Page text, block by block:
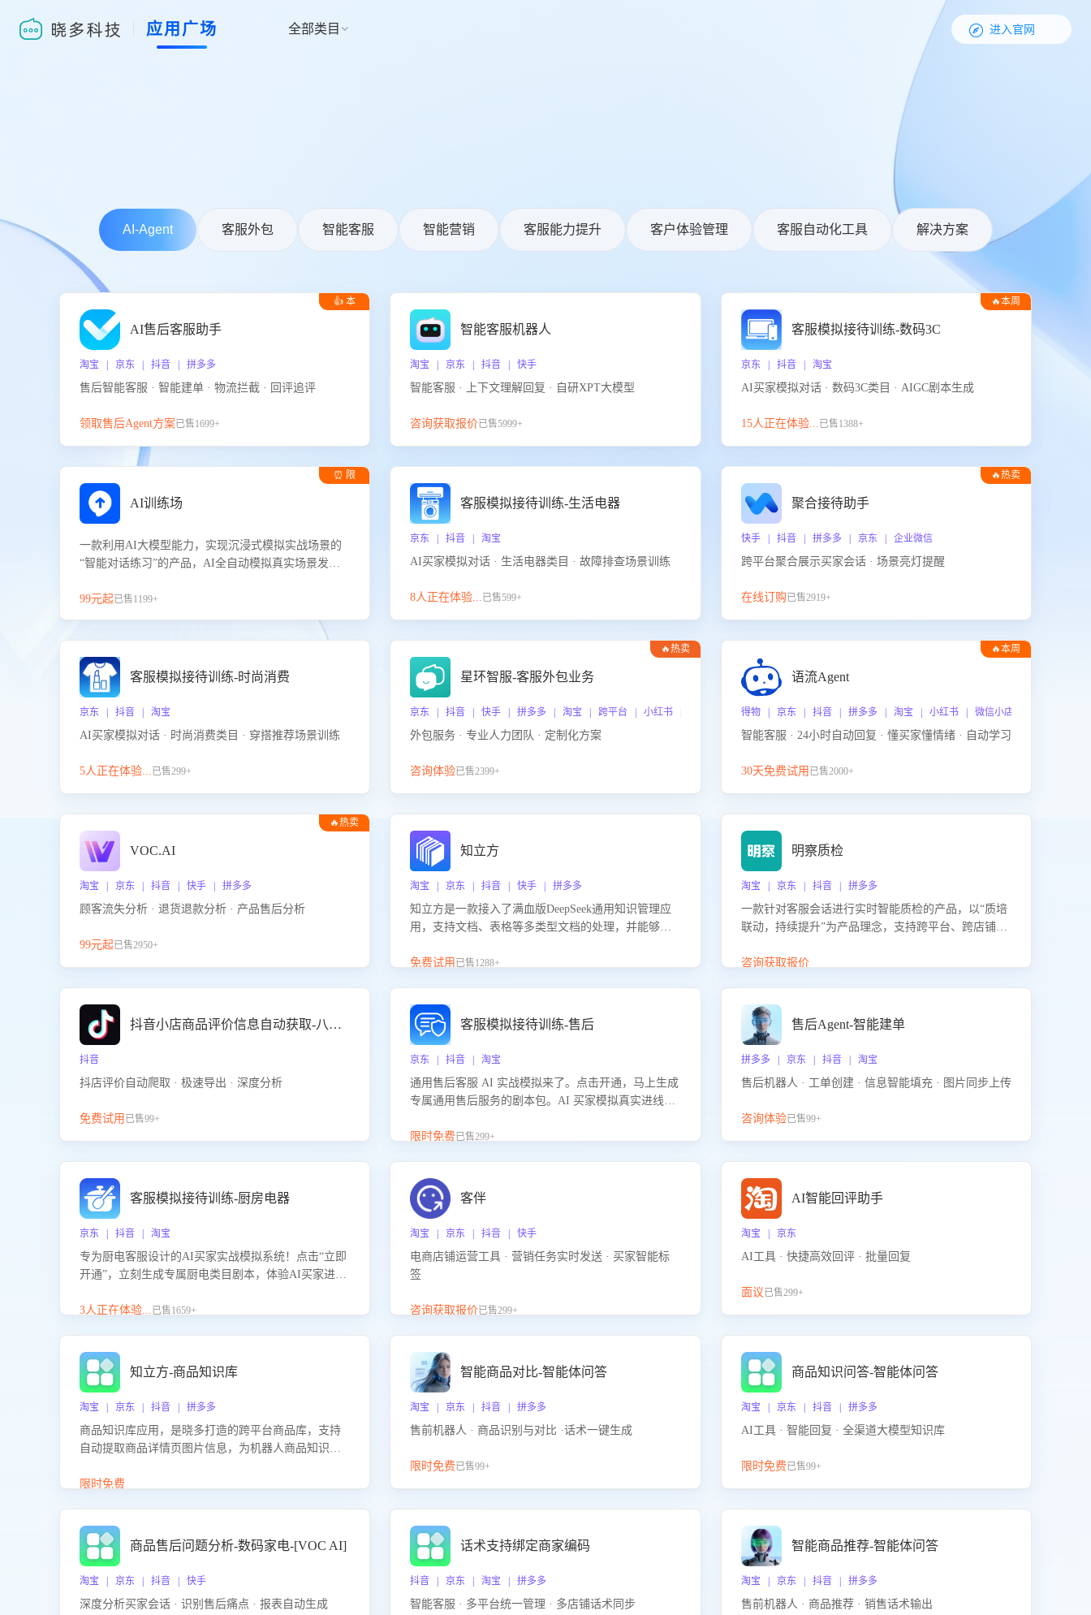
应用广场 全部类目   进入官网
AI-Agent 客服外包 智能客服 智能营销 客服能力提升 客户体验管理 客服自动化工具 解决方案
👍 本
AI售后客服助手
淘宝 | 京东 | 抖音 | 拼多多
售后智能客服 · 智能建单 · 物流拦截 · 回评追评
领取售后Agent方案已售1699+
智能客服机器人
淘宝 | 京东 | 抖音 | 快手
智能客服 · 上下文理解回复 · 自研XPT大模型
咨询获取报价已售5999+
🔥本周
客服模拟接待训练-数码3C
京东 | 抖音 | 淘宝
AI买家模拟对话 · 数码3C类目 · AIGC剧本生成
15人正在体验...已售1388+
⏰ 限
AI训练场
一款利用AI大模型能力，实现沉浸式模拟实战场景的
“智能对话练习”的产品，AI全自动模拟真实场景发生
提升客服团队的销服能力。
99元起已售1199+
客服模拟接待训练-生活电器
京东 | 抖音 | 淘宝
AI买家模拟对话 · 生活电器类目 · 故障排查场景训练
8人正在体验...已售599+
🔥热卖
聚合接待助手
快手 | 抖音 | 拼多多 | 京东 | 企业微信
跨平台聚合展示买家会话 · 场景亮灯提醒
在线订购已售2919+
客服模拟接待训练-时尚消费
京东 | 抖音 | 淘宝
AI买家模拟对话 · 时尚消费类目 · 穿搭推荐场景训练
5人正在体验...已售299+
🔥热卖
星环智服-客服外包业务
京东 | 抖音 | 快手 | 拼多多 | 淘宝 | 跨平台 | 小红书 | 得物 | 企业微信
外包服务 · 专业人力团队 · 定制化方案
咨询体验已售2399+
🔥本周
语流Agent
得物 | 京东 | 抖音 | 拼多多 | 淘宝 | 小红书 | 微信小店 | 快手 | 唯品
智能客服 · 24小时自动回复 · 懂买家懂情绪 · 自动学习
30天免费试用 已售2000+
🔥热卖
VOC.AI
淘宝 | 京东 | 抖音 | 快手 | 拼多多
顾客流失分析 · 退货退款分析 · 产品售后分析
99元起已售2950+
知立方
淘宝 | 京东 | 抖音 | 快手 | 拼多多
知立方是一款接入了满血版DeepSeek通用知识管理应
用，支持文档、表格等多类型文档的处理，并能够基
景提供强大的知识支持，帮助用户高效管理和利用知
免费试用 已售1288+
明察质检
淘宝 | 京东 | 抖音 | 拼多多
一款针对客服会话进行实时智能质检的产品，以“质培
联动，持续提升”为产品理念，支持跨平台、跨店铺的
联动，持续提升客服团队的销服能力。
咨询获取报价
抖音小店商品评价信息自动获取-八爪鱼
抖音
抖店评价自动爬取 · 极速导出 · 深度分析
免费试用 已售99+
客服模拟接待训练-售后
京东 | 抖音 | 淘宝
通用售后客服 AI 实战模拟来了。点击开通，马上生成
专属通用售后服务的剧本包。AI 买家模拟真实进线咨
咨询等售后场景的应对要点，轻松提升服务能力。
限时免费已售299+
售后Agent-智能建单
拼多多 | 京东 | 抖音 | 淘宝
售后机器人 · 工单创建 · 信息智能填充 · 图片同步上传
咨询体验已售99+
客服模拟接待训练-厨房电器
京东 | 抖音 | 淘宝
专为厨电客服设计的AI买家实战模拟系统！点击“立即
开通”，立刻生成专属厨电类目剧本，体验AI买家进线
能咨询”等真实场景应对技巧！
3人正在体验...已售1659+
客伴
淘宝 | 京东 | 抖音 | 快手
电商店铺运营工具 · 营销任务实时发送 · 买家智能标
签
咨询获取报价已售299+
AI智能回评助手
淘宝 | 京东
AI工具 · 快捷高效回评 · 批量回复
面议已售299+
知立方-商品知识库
淘宝 | 京东 | 抖音 | 拼多多
商品知识库应用，是晓多打造的跨平台商品库，支持
自动提取商品详情页图片信息，为机器人商品知识问
商品知识。
限时免费
智能商品对比-智能体问答
淘宝 | 京东 | 抖音 | 拼多多
售前机器人 · 商品识别与对比 ·话术一键生成
限时免费已售99+
商品知识问答-智能体问答
淘宝 | 京东 | 抖音 | 拼多多
AI工具 · 智能回复 · 全渠道大模型知识库
限时免费已售99+
商品售后问题分析-数码家电-[VOC AI]
淘宝 | 京东 | 抖音 | 快手
深度分析买家会话 · 识别售后痛点 · 报表自动生成
话术支持绑定商家编码
抖音 | 京东 | 淘宝 | 拼多多
智能客服 · 多平台统一管理 · 多店铺话术同步
智能商品推荐-智能体问答
淘宝 | 京东 | 抖音 | 拼多多
售前机器人 · 商品推荐 · 销售话术输出